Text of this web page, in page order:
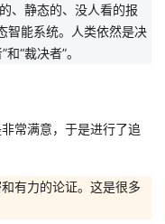
、静态的、没人看的报
智能系统。人类依然是决
“裁决者”。
常满意，于是进行了追
有力的论证。这是很多